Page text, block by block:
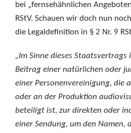
bei „fernsehähnlichen
RStV. Schauen wir doch nun
die Legaldefinition in § 2 Nr. 9
„Im Sinne dieses
Beitrag einer natürlichen oder
einer Personenvereinigung, die
oder an der Produktion
beteiligt ist, zur direkten oder
einer Sendung, um den Namen,